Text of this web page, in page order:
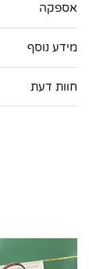
אספקה
מידע נוסף
חוות דעת